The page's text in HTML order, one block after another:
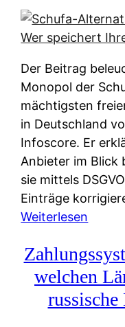
Der Beitrag
Monopol der
mächtigsten
in Deutschland
Infoscore. Er
Anbieter im Blick
sie mittels
Einträge
Weiterlesen
c
h
u
f
welchen